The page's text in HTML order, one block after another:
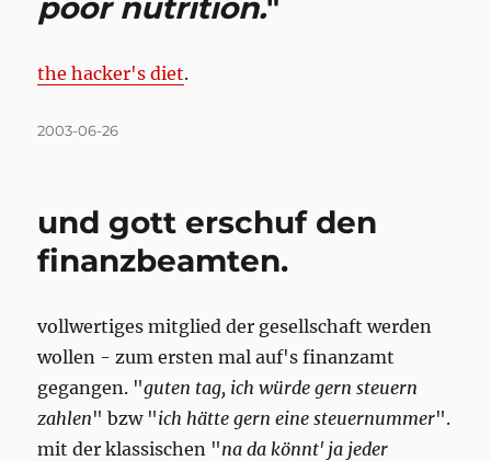
poor nutrition."
the hacker's diet.
Posted
2003-06-26
und gott erschuf den
finanzbeamten.
vollwertiges mitglied der gesellschaft werden
wollen - zum ersten mal auf's finanzamt
gegangen. "guten tag, ich würde gern steuern
zahlen" bzw "ich hätte gern eine steuernummer".
mit der klassischen "na da könnt' ja jeder